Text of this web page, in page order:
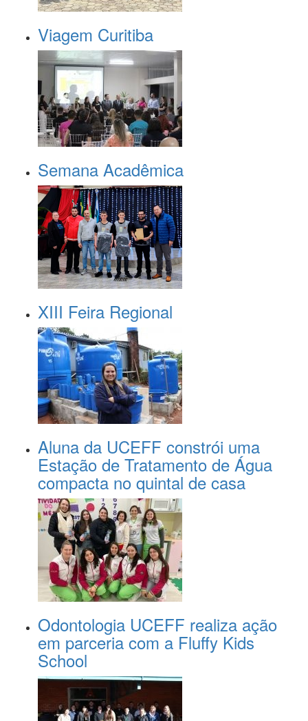
Viagem Curitiba
Semana Acadêmica
XIII Feira Regional
Aluna da UCEFF constrói uma
Estação de Tratamento de Água
compacta no quintal de casa
Odontologia UCEFF realiza ação
em parceria com a Fluffy Kids
School